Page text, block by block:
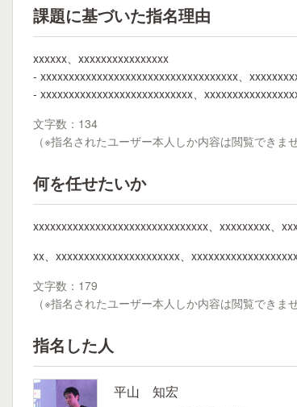
課題に基づいた指名理由
xxxxxx、xxxxxxxxxxxxxxxx
- xxxxxxxxxxxxxxxxxxxxxxxxxxxxxxxxxxx、
- xxxxxxxxxxxxxxxxxxxxxxxxxxx、
文字数：134
（※指名されたユーザー本人しか内容は閲覧できませ
何を任せたいか
xxxxxxxxxxxxxxxxxxxxxxxxxxxxxxx、xxxxxxxxx、
xx、xxxxxxxxxxxxxxxxxxxxxx、
文字数：179
（※指名されたユーザー本人しか内容は閲覧できませ
指名した人
平山 知宏